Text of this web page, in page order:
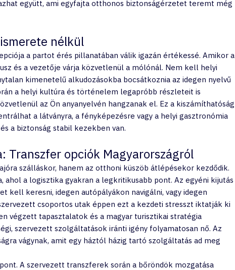
együtt, ami egyfajta otthonos biztonságérzetet teremt még
nélkül
a partot érés pillanatában válik igazán értékessé. Amikor a
és a vezetője várja közvetlenül a mólónál. Nem kell helyi
kimenetelű alkudozásokba bocsátkoznia az idegen nyelvű
a helyi kultúra és történelem legapróbb részleteit is
az Ön anyanyelvén hangzanak el. Ez a kiszámíthatóság
a látványra, a fényképezésre vagy a helyi gasztronómia
a biztonság stabil kezekben van.
Transzfer opciók Magyarországról
szálláskor, hanem az otthoni küszöb átlépésekor kezdődik.
ahol a logisztika gyakran a legkritikusabb pont. Az egyéni kijutás
kell keresni, idegen autópályákon navigálni, vagy idegen
csoportos utak éppen ezt a kezdeti stresszt iktatják ki
végzett tapasztalatok és a magyar turisztikai stratégia
szervezett szolgáltatások iránti igény folyamatosan nő. Az
vágynak, amit egy háztól házig tartó szolgáltatás ad meg
A szervezett transzferek során a bőröndök mozgatása